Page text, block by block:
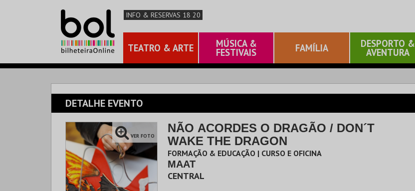
INFO & RESERVAS 18 20
TEATRO & ARTE MÚSICA &
FESTIVAIS FAMÍLIA DESPORTO &
AVENTURA
DETALHE EVENTO
VER FOTO
NÃO ACORDES O DRAGÃO / DON´T
WAKE THE DRAGON
FORMAÇÃO & EDUCAÇÃO | CURSO E OFICINA
MAAT
CENTRAL